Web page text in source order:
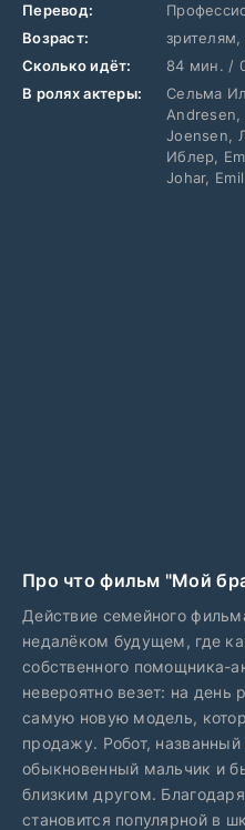
Перевод:
Возраст:
Сколько идёт:
84 мин. /
В ролях актеры:
Сельма
Joensen,
Иблер,
Johar,
Про что фильм "Мой
Действие семейного
недалёком будущем, где
собственного помощника-
невероятно везет: на день
самую новую модель,
продажу. Робот,
обыкновенный мальчик и
близким другом.
становится популярной в